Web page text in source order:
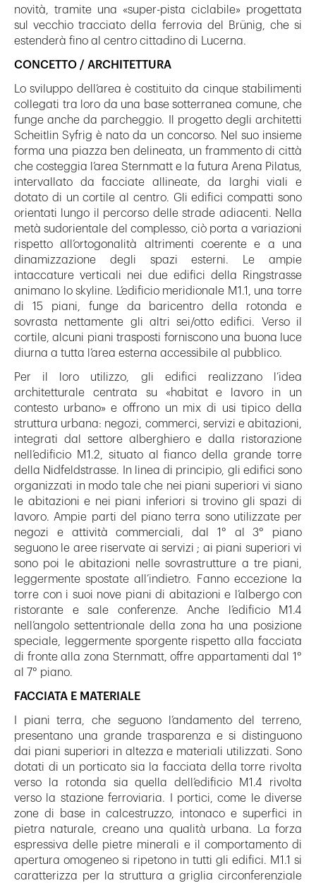
novità, tramite una «super-pista ciclabile» progettata
sul vecchio tracciato della ferrovia del Brünig, che si
estenderà fino al centro cittadino di Lucerna.
CONCETTO / ARCHITETTURA
Lo sviluppo dell’area è costituito da cinque stabilimenti
collegati tra loro da una base sotterranea comune, che
funge anche da parcheggio. Il progetto degli architetti
Scheitlin Syfrig è nato da un concorso. Nel suo insieme
forma una piazza ben delineata, un frammento di città
che costeggia l’area Sternmatt e la futura Arena Pilatus,
intervallato da facciate allineate, da larghi viali e
dotato di un cortile al centro. Gli edifici compatti sono
orientati lungo il percorso delle strade adiacenti. Nella
metà sudorientale del complesso, ciò porta a variazioni
rispetto all’ortogonalità altrimenti coerente e a una
dinamizzazione degli spazi esterni. Le ampie
intaccature verticali nei due edifici della Ringstrasse
animano lo skyline. L’edificio meridionale M1.1, una torre
di 15 piani, funge da baricentro della rotonda e
sovrasta nettamente gli altri sei/otto edifici. Verso il
cortile, alcuni piani trasposti forniscono una buona luce
diurna a tutta l’area esterna accessibile al pubblico.
Per il loro utilizzo, gli edifici realizzano l’idea
architetturale centrata su «habitat e lavoro in un
contesto urbano» e offrono un mix di usi tipico della
struttura urbana: negozi, commerci, servizi e abitazioni,
integrati dal settore alberghiero e dalla ristorazione
nell’edificio M1.2, situato al fianco della grande torre
della Nidfeldstrasse. In linea di principio, gli edifici sono
organizzati in modo tale che nei piani superiori vi siano
le abitazioni e nei piani inferiori si trovino gli spazi di
lavoro. Ampie parti del piano terra sono utilizzate per
negozi e attività commerciali, dal 1° al 3° piano
seguono le aree riservate ai servizi ; ai piani superiori vi
sono poi le abitazioni nelle sovrastrutture a tre piani,
leggermente spostate all’indietro. Fanno eccezione la
torre con i suoi nove piani di abitazioni e l’albergo con
ristorante e sale conferenze. Anche l’edificio M1.4
nell’angolo settentrionale della zona ha una posizione
speciale, leggermente sporgente rispetto alla facciata
di fronte alla zona Sternmatt, offre appartamenti dal 1°
al 7° piano.
FACCIATA E MATERIALE
I piani terra, che seguono l’andamento del terreno,
presentano una grande trasparenza e si distinguono
dai piani superiori in altezza e materiali utilizzati. Sono
dotati di un porticato sia la facciata della torre rivolta
verso la rotonda sia quella dell’edificio M1.4 rivolta
verso la stazione ferroviaria. I portici, come le diverse
zone di base in calcestruzzo, intonaco e superfici in
pietra naturale, creano una qualità urbana. La forza
espressiva delle pietre minerali e il comportamento di
apertura omogeneo si ripetono in tutti gli edifici. M1.1 si
caratterizza per la struttura a griglia circonferenziale